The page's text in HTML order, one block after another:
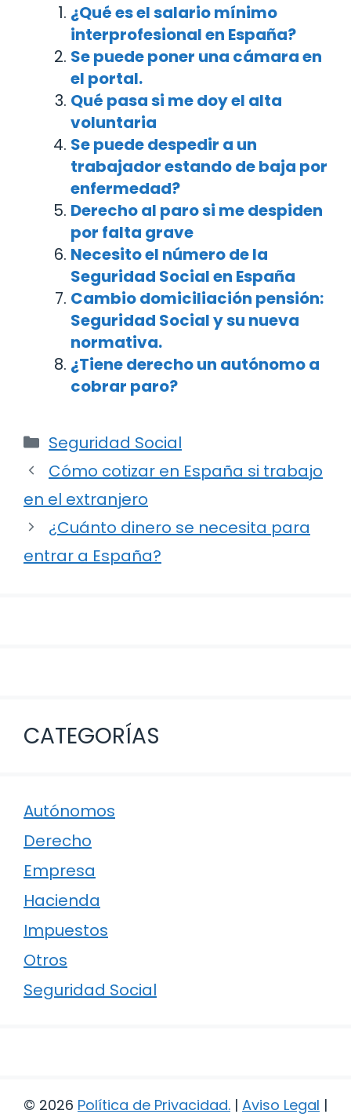
¿Qué es el salario mínimo
interprofesional en España?
Se puede poner una cámara en
el portal.
Qué pasa si me doy el alta
voluntaria
Se puede despedir a un
trabajador estando de baja por
enfermedad?
Derecho al paro si me despiden
por falta grave
Necesito el número de la
Seguridad Social en España
Cambio domiciliación pensión:
Seguridad Social y su nueva
normativa.
¿Tiene derecho un autónomo a
cobrar paro?
Categorías
Seguridad Social
Navegación
de
entradas
Cómo cotizar en España si trabajo
en el extranjero
¿Cuánto dinero se necesita para
entrar a España?
CATEGORÍAS
Autónomos
Derecho
Empresa
Hacienda
Impuestos
Otros
Seguridad Social
© 2026 Política de Privacidad. | Aviso Legal |